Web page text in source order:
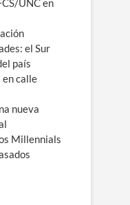
UNC en
el Sur
país
en calle
nueva
Millennials